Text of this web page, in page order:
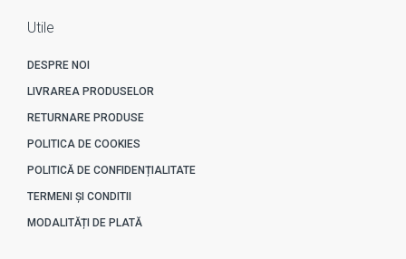
Utile
DESPRE NOI
LIVRAREA PRODUSELOR
RETURNARE PRODUSE
POLITICA DE COOKIES
POLITICĂ DE CONFIDENȚIALITATE
TERMENI ȘI CONDITII
MODALITĂȚI DE PLATĂ